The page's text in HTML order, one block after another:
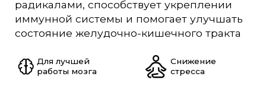
радикалами, способствует укреплении
иммунной системы и помогает улучшать
состояние желудочно-кишечного тракта
Для лучшей
работы мозга
Снижение
стресса